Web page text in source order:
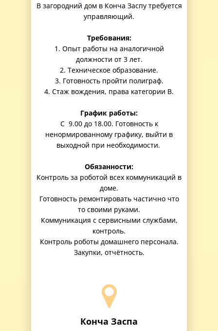
В загородний дом в Конча Заспу требуется
управляющий.
Требования:
1. Опыт работы на аналогичной
должности от 3 лет.
2. Техническое образование.
3. Готовность пройти полиграф.
4. Стаж вождения, права категории B.
График работы:
С 9.00 до 18.00. Готовность к
ненормированному графику, выйти в
выходной при необходимости.
Обязанности:
Контроль за роботой всех коммуникаций в
доме.
Готовность ремонтировать частично что
то своими руками.
Коммуникация с сервисными службами,
контроль.
Контроль роботы домашнего персонала.
Закупки, отчётность.
Конча Заспа